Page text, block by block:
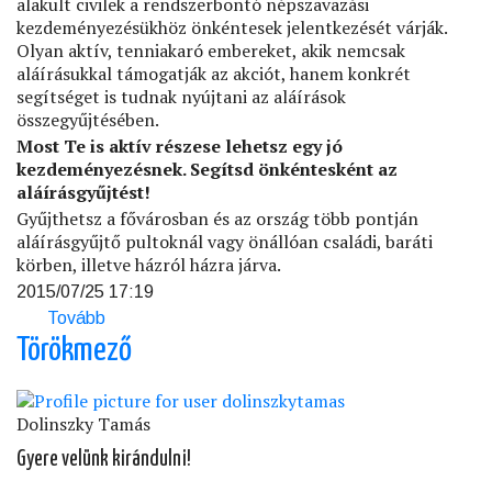
kezdeményezésükhöz önkéntesek jelentkezését várják.
Olyan aktív, tenniakaró embereket, akik nemcsak
aláírásukkal támogatják az akciót, hanem konkrét
segítséget is tudnak nyújtani az aláírások
összegyűjtésében.
Most Te is aktív részese lehetsz egy jó
kezdeményezésnek. Segítsd önkéntesként az
aláírásgyűjtést!
Gyűjthetsz a fővárosban és az ország több pontján
aláírásgyűjtő pultoknál vagy önállóan családi, baráti
körben, illetve házról házra járva.
2015/07/25 17:19
Tovább
te
is
Törökmező
Dolinszky Tamás
Gyere velünk kirándulni!